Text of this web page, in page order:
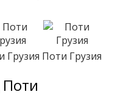
Грузия Поти Грузия